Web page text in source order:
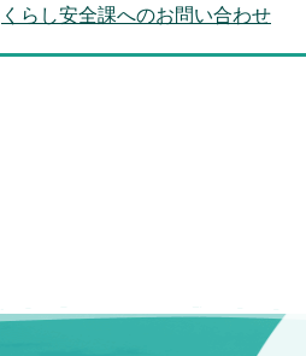
くらし安全課へのお問い合わせ